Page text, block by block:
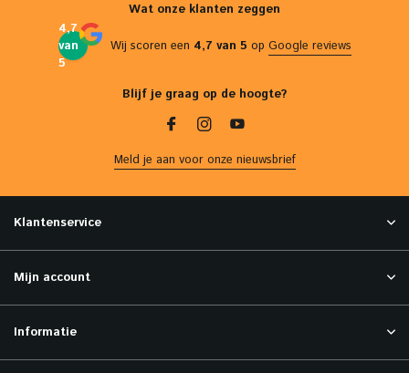
Wat onze klanten zeggen
4,7
van
5
Wij scoren een 4,7 van 5 op Google reviews
Blijf je graag op de hoogte?
Meld je aan voor onze nieuwsbrief
Klantenservice
Mijn account
Informatie